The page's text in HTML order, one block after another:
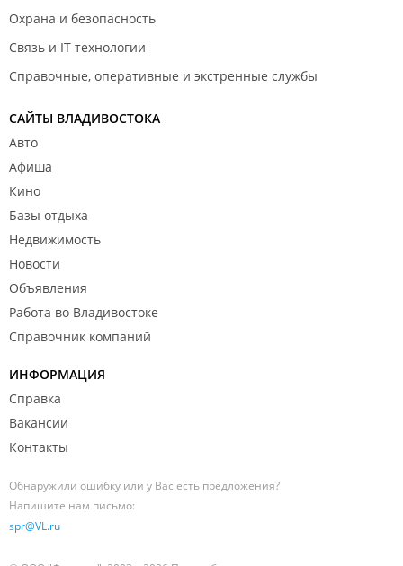
Охрана и безопасность
Связь и IT технологии
Справочные, оперативные и экстренные службы
САЙТЫ ВЛАДИВОСТОКА
Авто
Афиша
Кино
Базы отдыха
Недвижимость
Новости
Объявления
Работа во Владивостоке
Справочник компаний
ИНФОРМАЦИЯ
Справка
Вакансии
Контакты
Обнаружили ошибку или у Вас есть предложения?
Напишите нам письмо:
spr@VL.ru